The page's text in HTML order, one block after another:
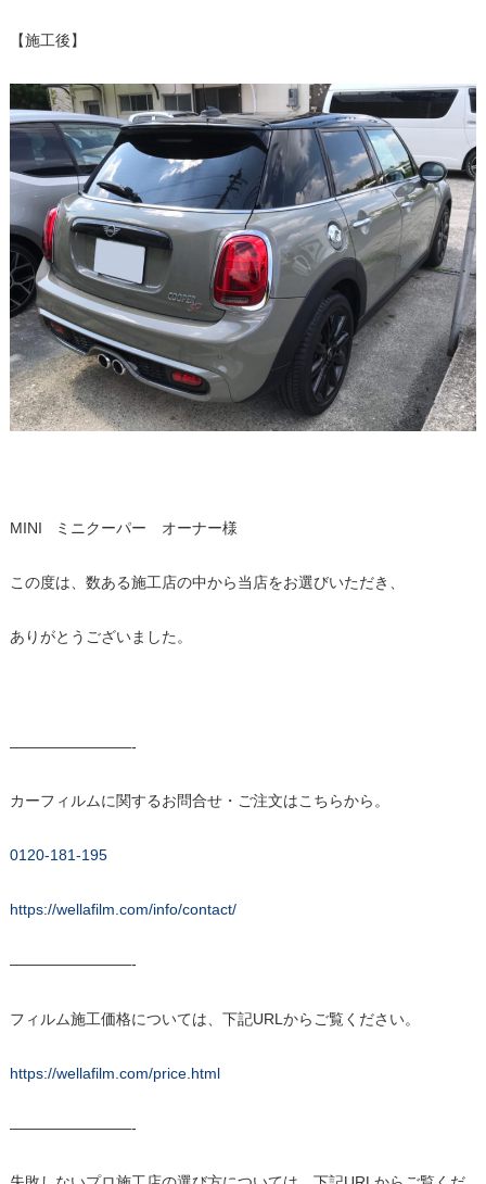
【施工後】
MINI ミニクーパー オーナー様
この度は、数ある施工店の中から当店をお選びいただき、
ありがとうございました。
————————-
カーフィルムに関するお問合せ・ご注文はこちらから。
0120-181-195
https://wellafilm.com/info/contact/
————————-
フィルム施工価格については、下記URLからご覧ください。
https://wellafilm.com/price.html
————————-